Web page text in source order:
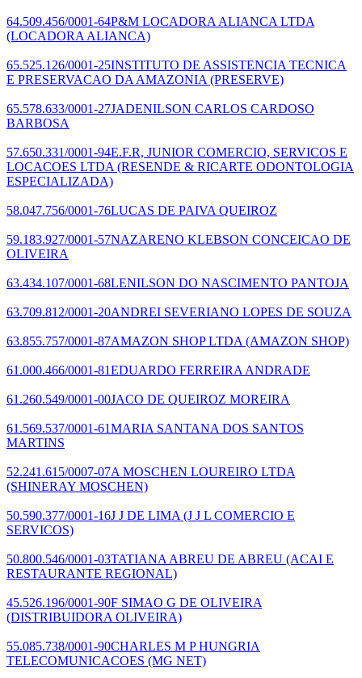
64.509.456/0001-64P&M LOCADORA ALIANCA LTDA
(LOCADORA ALIANCA)
65.525.126/0001-25INSTITUTO DE ASSISTENCIA TECNICA
E PRESERVACAO DA AMAZONIA (PRESERVE)
65.578.633/0001-27JADENILSON CARLOS CARDOSO
BARBOSA
57.650.331/0001-94E.F.R, JUNIOR COMERCIO, SERVICOS E
LOCACOES LTDA (RESENDE & RICARTE ODONTOLOGIA
ESPECIALIZADA)
58.047.756/0001-76LUCAS DE PAIVA QUEIROZ
59.183.927/0001-57NAZARENO KLEBSON CONCEICAO DE
OLIVEIRA
63.434.107/0001-68LENILSON DO NASCIMENTO PANTOJA
63.709.812/0001-20ANDREI SEVERIANO LOPES DE SOUZA
63.855.757/0001-87AMAZON SHOP LTDA (AMAZON SHOP)
61.000.466/0001-81EDUARDO FERREIRA ANDRADE
61.260.549/0001-00JACO DE QUEIROZ MOREIRA
61.569.537/0001-61MARIA SANTANA DOS SANTOS
MARTINS
52.241.615/0007-07A MOSCHEN LOUREIRO LTDA
(SHINERAY MOSCHEN)
50.590.377/0001-16J J DE LIMA (J J L COMERCIO E
SERVICOS)
50.800.546/0001-03TATIANA ABREU DE ABREU (ACAI E
RESTAURANTE REGIONAL)
45.526.196/0001-90F SIMAO G DE OLIVEIRA
(DISTRIBUIDORA OLIVEIRA)
55.085.738/0001-90CHARLES M P HUNGRIA
TELECOMUNICACOES (MG NET)